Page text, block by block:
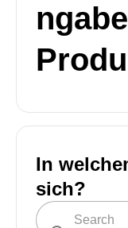
In
sich?